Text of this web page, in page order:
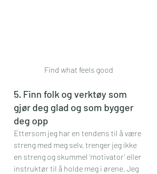
Find what feels good
5. Finn folk og verktøy som
gjør deg glad og som bygger
deg opp
Ettersom jeg har en tendens til å være
streng med meg selv, trenger jeg ikke
en streng og skummel ‘motivator’ eller
instruktør til å holde meg i ørene. Jeg